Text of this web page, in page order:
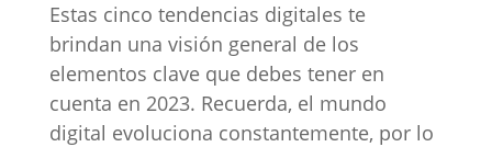
Estas cinco tendencias digitales te
brindan una visión general de los
elementos clave que debes tener en
cuenta en 2023. Recuerda, el mundo
digital evoluciona constantemente, por lo